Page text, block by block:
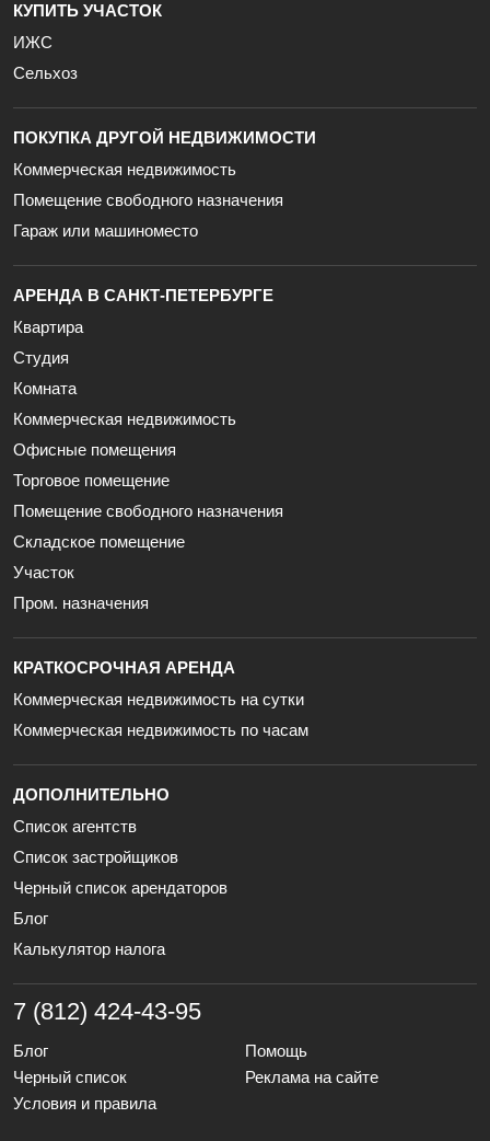
КУПИТЬ УЧАСТОК
ИЖС
Сельхоз
ПОКУПКА ДРУГОЙ НЕДВИЖИМОСТИ
Коммерческая недвижимость
Помещение свободного назначения
Гараж или машиноместо
АРЕНДА В САНКТ-ПЕТЕРБУРГЕ
Квартира
Студия
Комната
Коммерческая недвижимость
Офисные помещения
Торговое помещение
Помещение свободного назначения
Складское помещение
Участок
Пром. назначения
КРАТКОСРОЧНАЯ АРЕНДА
Коммерческая недвижимость на сутки
Коммерческая недвижимость по часам
ДОПОЛНИТЕЛЬНО
Список агентств
Список застройщиков
Черный список арендаторов
Блог
Калькулятор налога
7 (812) 424-43-95
Блог
Помощь
Черный список
Реклама на сайте
Условия и правила